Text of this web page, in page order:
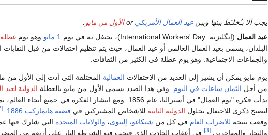
يجب ألا يـُخلـَط بينها وبين عيد العمال الأمريكي الأول من مايو
عيد العمال (إنگليزية: International Workers' Day)، يحتفل به في يوم 1 مايو وهو يوم
البلدان، يسمى بعيد العمال العالمي أو عيد العمال، حيث يتم تنظيم احتفالات من قبل النقابات
والجماعات الاجتماعية. وهو يوم عطلة في الكثير من الثقافات.
يوم مايو يمكن أن يشير إلى العديد من الاحتفالات العمالية المختلفة التي أدت إلى الأول من
من أجل الثمان ساعات في اليوم . وفي هذا الصدد يسمى الأول من مايو بالعطلة الدولية لعيد
بدأت فكرة "يوم العمال" في أستراليا، عام 1856. ومع انتشار الفكرة في جميع
ليصبح ذكرى للاحتفال بحلول الدولية الثانية للاشخاص المشتركين في قضية هايماركت 1886 [2]
وقعت نتيجة للاضراب العام في كل من شيكاغو، إلينوى، والولايات المتحدة التي شارك فيها
والتجار والمهاجرين. [3]
في أعقاب الحادث الذي فتحت فيه الشرطة النار على أربعة من